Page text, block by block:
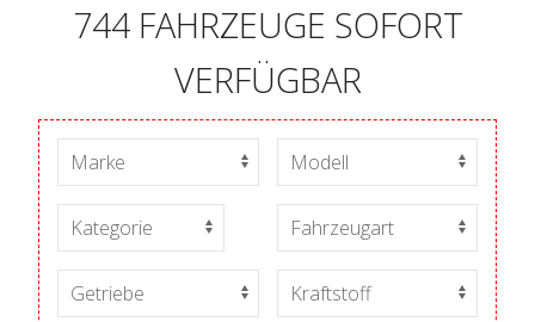
744 FAHRZEUGE SOFORT
VERFÜGBAR